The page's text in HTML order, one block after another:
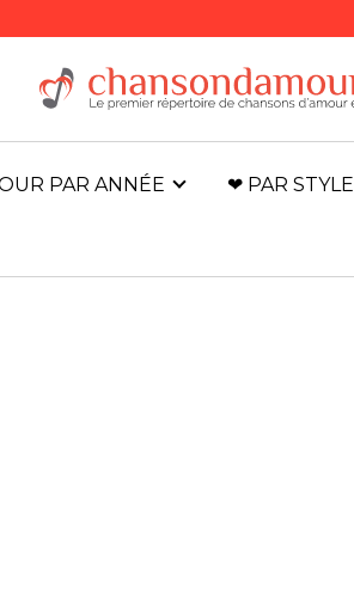
PAR ANNÉE ❤ PAR STYLE